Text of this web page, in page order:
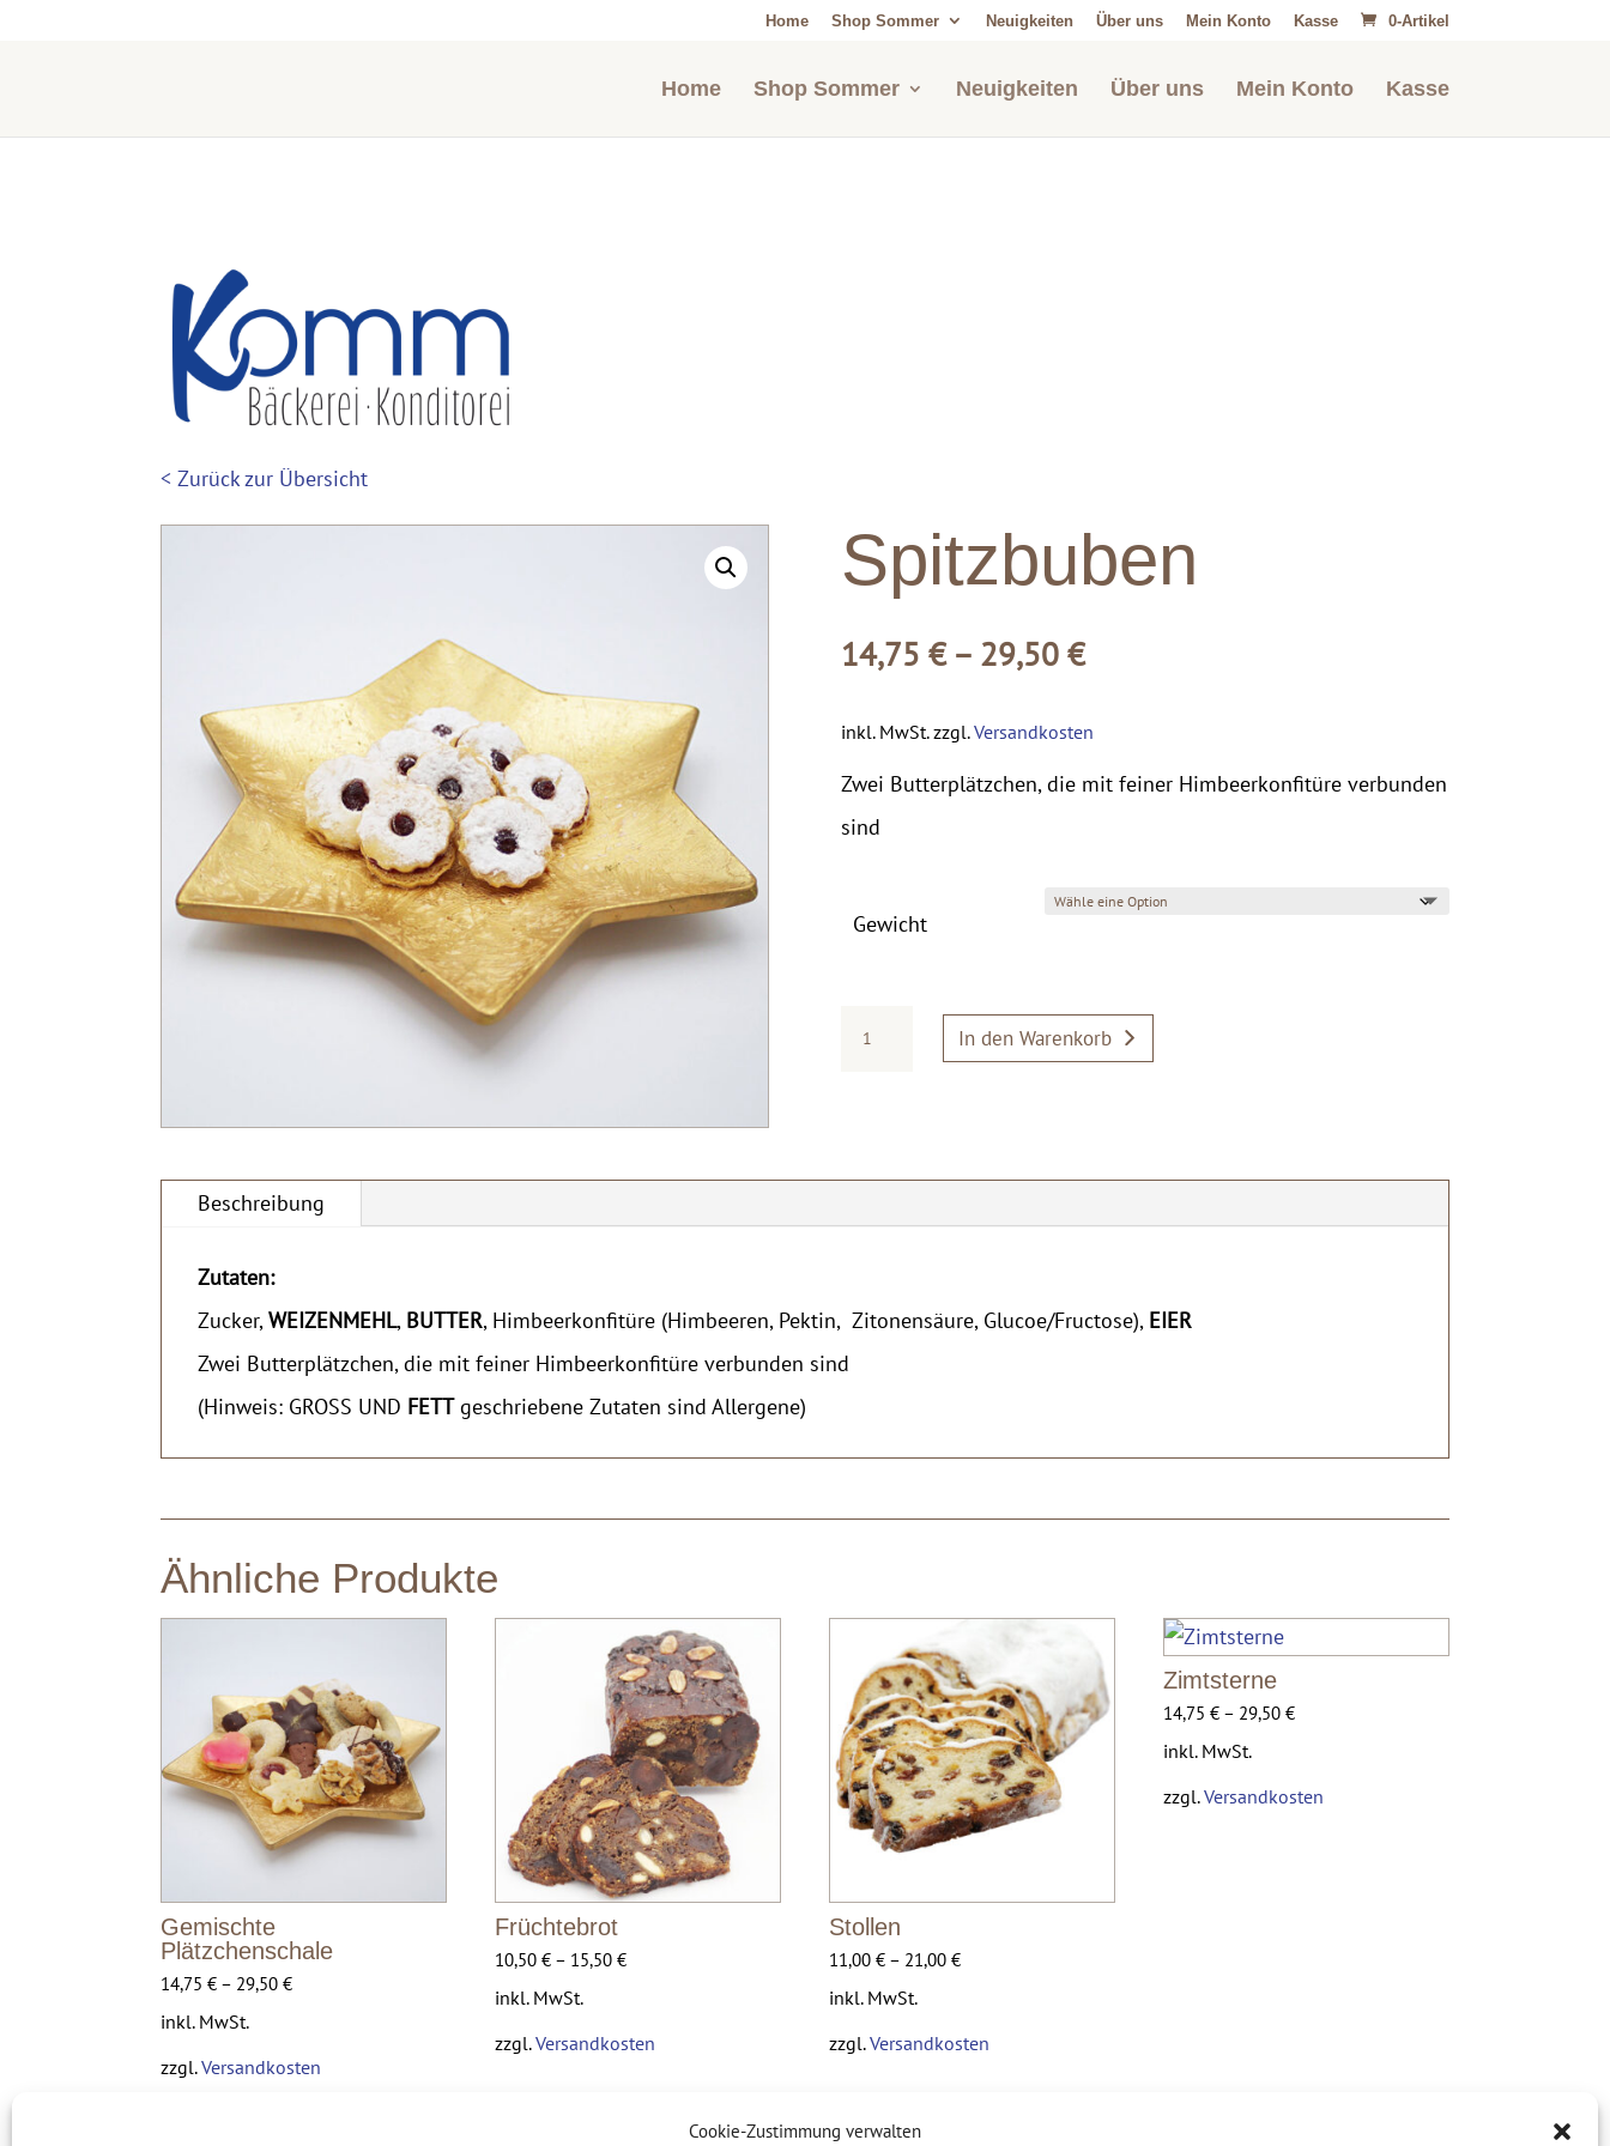
Cookie-Zustimmung verwalten
Home Shop Sommer Neuigkeiten Über uns Mein Konto Kasse 0-Artikel
Home Shop Sommer Neuigkeiten Über uns Mein Konto Kasse
< Zurück zur Übersicht
Spitzbuben
14,75 €– 29,50 €
inkl. MwSt. zzgl.Versandkosten
Zwei Butterplätzchen, die mit feiner Himbeerkonfitüre verbunden
sind
Gewicht
Spitzbuben
In den Warenkorb
Beschreibung
Zutaten:
Zucker,WEIZENMEHL, BUTTER, Himbeerkonfitüre (Himbeeren, Pektin, Zitonensäure, Glucoe/Fructose), EIER
Zwei Butterplätzchen, die mit feiner Himbeerkonfitüre verbunden sind
(Hinweis: GROSS UND FETTgeschriebene Zutaten sind Allergene)
Ähnliche Produkte
Gemischte
Plätzchenschale
14,75€ – 29,50€
inkl. MwSt.
zzgl.Versandkosten
Früchtebrot
10,50€ – 15,50€
inkl. MwSt.
zzgl.Versandkosten
Stollen
11,00€ – 21,00€
inkl. MwSt.
zzgl.Versandkosten
Zimtsterne
14,75€ – 29,50€
inkl. MwSt.
zzgl.Versandkosten